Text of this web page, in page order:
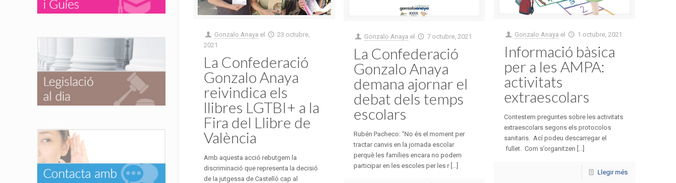
Gonzalo Anaya el
23 octubre,
2021
La Confederació
Gonzalo Anaya
reivindica els
llibres LGTBI+ a la
Fira del Llibre de
València
Amb aquesta acció rebutgem la
discriminació que representa la decisió
de la jutgessa de Castelló cap al
Gonzalo Anaya el 7 octubre, 2021
La Confederació
Gonzalo Anaya
demana ajornar el
debat dels temps
escolars
Rubén Pacheco: “No és el moment per
tractar canvis en la jornada escolar
perquè les famílies encara no podem
participar en les escoles per les r [...]
Gonzalo Anaya el 1 octubre, 2021
Informació bàsica
per a les AMPA:
activitats
extraescolars
Contestem preguntes sobre les activitats
extraescolars segons els protocolos
sanitaris. Ací podeu descarregar el
fullet. Com s’organitzen [...]
Llegir més